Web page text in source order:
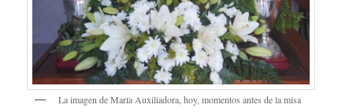
La imagen de María Auxiliadora, hoy, momentos antes de la misa